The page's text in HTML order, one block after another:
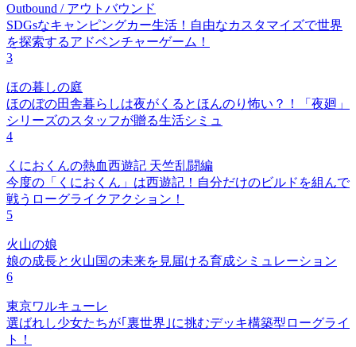
Outbound / アウトバウンド
SDGsなキャンピングカー生活！自由なカスタマイズで世界
を探索するアドベンチャーゲーム！
3
ほの暮しの庭
ほのぼの田舎暮らしは夜がくるとほんのり怖い？！「夜廻」
シリーズのスタッフが贈る生活シミュ
4
くにおくんの熱血西遊記 天竺乱闘編
今度の「くにおくん」は西遊記！自分だけのビルドを組んで
戦うローグライクアクション！
5
火山の娘
娘の成長と火山国の未来を見届ける育成シミュレーション
6
東京ワルキューレ
選ばれし少女たちが｢裏世界｣に挑むデッキ構築型ローグライ
ト！